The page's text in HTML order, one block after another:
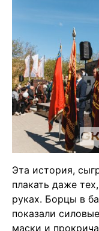
Эта история,
плакать даже
руках. Борцы в
показали
маски и